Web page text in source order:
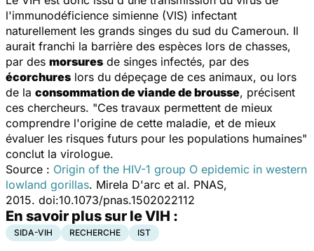
l'immunodéficience simienne (VIS) infectant
naturellement les grands singes du sud du Cameroun. Il
aurait franchi la barrière des espèces lors de chasses,
par des morsures de singes infectés, par des
écorchures lors du dépeçage de ces animaux, ou lors
de la consommation de viande de brousse, précisent
ces chercheurs. "Ces travaux permettent de mieux
comprendre l'origine de cette maladie, et de mieux
évaluer les risques futurs pour les populations humaines"
conclut la virologue.
Source : Origin of the HIV-1 group O epidemic in western
lowland gorillas. Mirela D'arc et al. PNAS,
2015. doi:10.1073/pnas.1502022112
En savoir plus sur le VIH :
SIDA-VIH RECHERCHE IST